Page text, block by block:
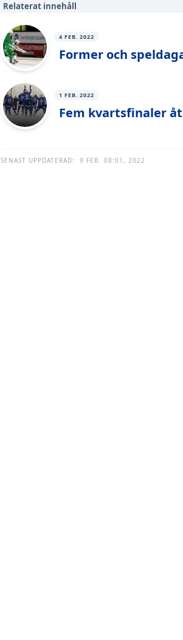
Relaterat innehåll
4 FEB. 2022
Former och
1 FEB. 2022
Fem kvartsfinaler
SENAST UPPDATERAD: 9 FEB. 08:01, 2022